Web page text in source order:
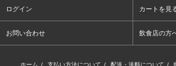
ログイン カートを見
お問い合わせ 飲食店の方